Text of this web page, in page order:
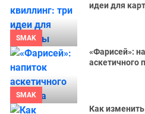
SMAK
идеи для
SMAK
«Фарисей»:
аскетичного
Как